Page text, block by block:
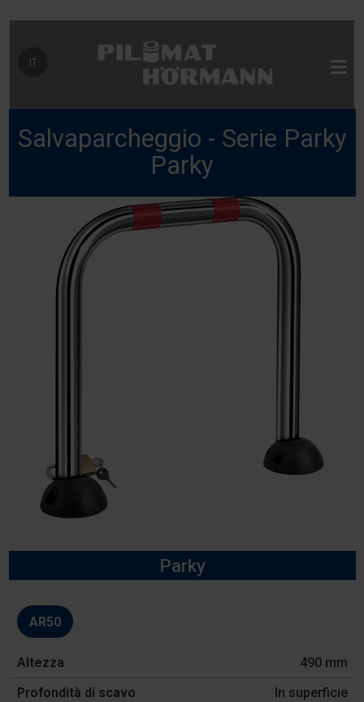
Seleziona la tua lingua
IT
Salvaparcheggio - Serie Parky
Parky
Parky
Modello
Altezza
Profondità
di
AR50
490 mm
In superficie